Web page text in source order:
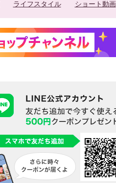
ライフスタイル ショート動画